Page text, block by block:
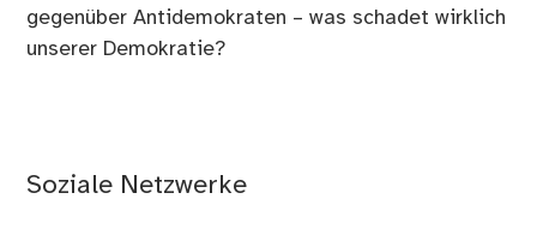
gegenüber Antidemokraten – was schadet wirklich
unserer Demokratie?
Soziale Netzwerke